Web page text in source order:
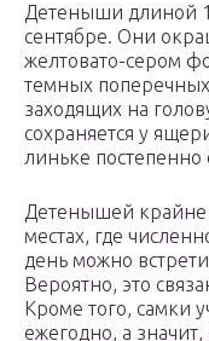
Детеныши длиной
сентябре. Они
желтовато-сером
темных
заходящих на
сохраняется у
линьке постепенно
Детенышей крайне
местах, где
день можно
Вероятно, это
Кроме того, самки
ежегодно, а